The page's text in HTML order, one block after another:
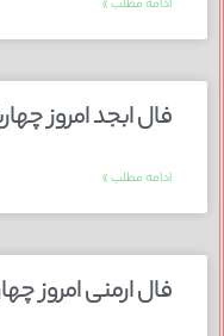
ادامه مطلب »
فال ابجد امروز چهارشنبه 3
ادامه مطلب »
فال ارمنی امروز چهارشنبه